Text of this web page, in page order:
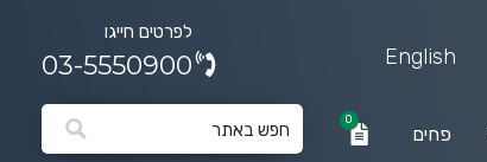
English
לפרטים חייגו
03-5550900
פחים
0